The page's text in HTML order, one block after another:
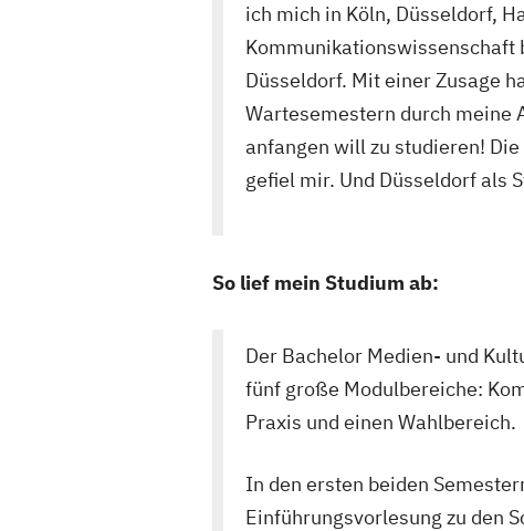
ich mich in Köln, Düsseldorf,
Kommunikationswissenschaft
Düsseldorf. Mit einer Zusage
Wartesemestern durch meine
anfangen will zu studieren!
gefiel mir. Und Düsseldorf als
So lief mein Studium ab:
Der Bachelor Medien- und
fünf große Modulbereiche:
Praxis und einen Wahlbereich.
In den ersten beiden
Einführungsvorlesung zu den